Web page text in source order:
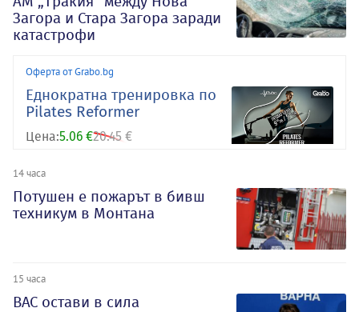
Загора и Стара Загора заради
катастрофи
Оферта от Grabo.bg
Еднократна тренировка по
Pilates Reformer
Цена:5.06 €20.45 €
14 часа
Потушен е пожарът в бивш
техникум в Монтана
15 часа
ВАС остави в сила